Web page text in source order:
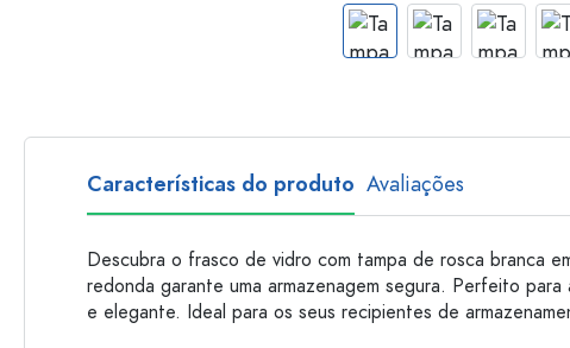
Garrafas de plastico
Características do produto Avaliações
Descubra o frasco de vidro com tampa de rosca branca
redonda garante uma armazenagem segura. Perfeito
e elegante. Ideal para os seus recipientes de